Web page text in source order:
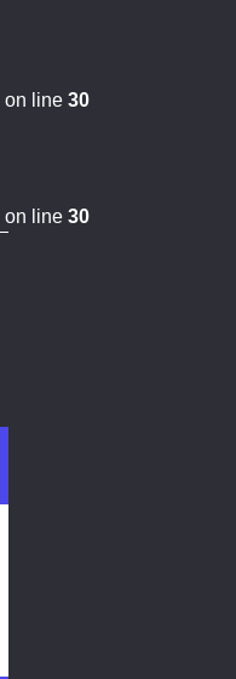
on line 30
on line 30